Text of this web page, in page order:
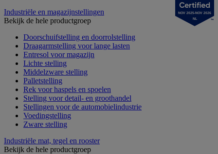
Industriële en magazijnstellingen
Bekijk de hele productgroep
Doorschuifstelling en doorrolstelling
Draagarmstelling voor lange lasten
Entresol voor magazijn
Lichte stelling
Middelzware stelling
Palletstelling
Rek voor haspels en spoelen
Stelling voor detail- en groothandel
Stellingen voor de automobielindustrie
Voedingstelling
Zware stelling
Industriële mat, tegel en rooster
Bekijk de hele productgroep
NOV 2025-NOV 2026
NL